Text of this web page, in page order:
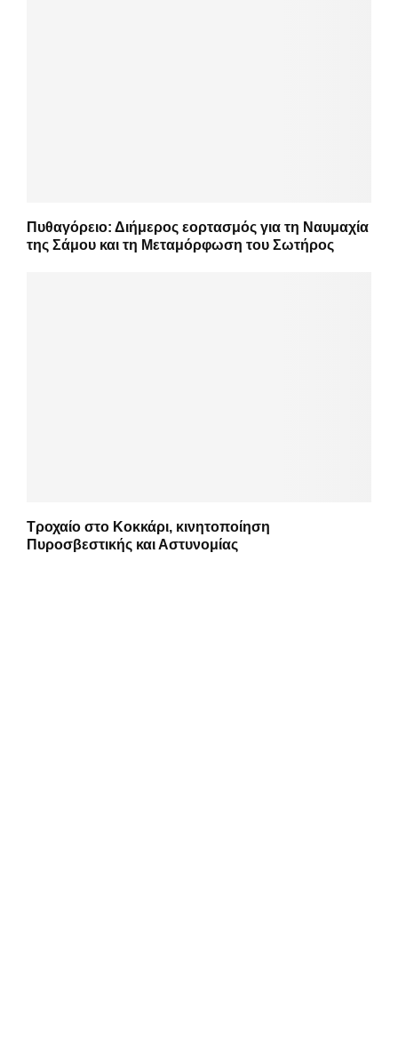
Πυθαγόρειο: Διήμερος εορτασμός για τη Ναυμαχία
της Σάμου και τη Μεταμόρφωση του Σωτήρος
Τροχαίο στο Κοκκάρι, κινητοποίηση
Πυροσβεστικής και Αστυνομίας